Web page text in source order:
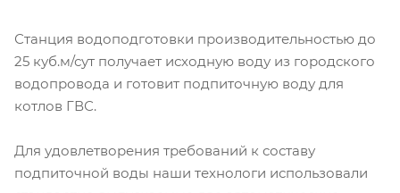
Станция водоподготовки производительностью до
25 куб.м/сут получает исходную воду из городского
водопровода и готовит подпиточную воду для
котлов ГВС.
Для удовлетворения требований к составу
подпиточной воды наши технологи использовали